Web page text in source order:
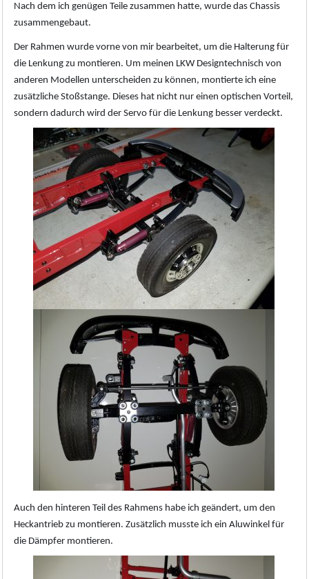
Nach dem ich genügen Teile zusammen hatte, wurde das Chassis
zusammengebaut.
Der Rahmen wurde vorne von mir bearbeitet, um die Halterung für
die Lenkung zu montieren. Um meinen LKW Designtechnisch von
anderen Modellen unterscheiden zu können, montierte ich eine
zusätzliche Stoßstange. Dieses hat nicht nur einen optischen Vorteil,
sondern dadurch wird der Servo für die Lenkung besser verdeckt.
Auch den hinteren Teil des Rahmens habe ich geändert, um den
Heckantrieb zu montieren. Zusätzlich musste ich ein Aluwinkel für
die Dämpfer montieren.